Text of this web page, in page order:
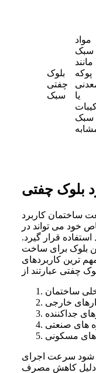
بلوک
چفتی
سبک
مواد
سبک
مانند
پوکه
یا
سبک
بلوک چفتی
ساختمان کاربرد
خود می تواند در
قرار گیرد.
بلوک برای ساخت
ترین کاربردهای
ساختمان
خارجی
جداکننده
های صنعتی
های مسکونی
شود سرعت اجرای
دلیل کاهش مصرف